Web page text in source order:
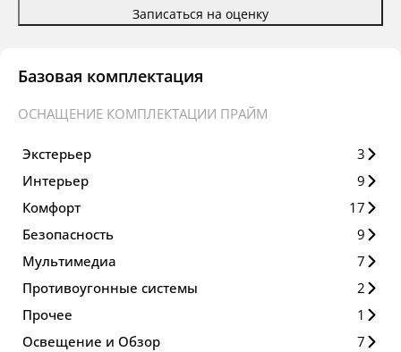
Записаться на оценку
Базовая комплектация
ОСНАЩЕНИЕ КОМПЛЕКТАЦИИ ПРАЙМ
Экстерьер
3
Интерьер
9
Комфорт
17
Безопасность
9
Мультимедиа
7
Противоугонные системы
2
Прочее
1
Освещение и Обзор
7